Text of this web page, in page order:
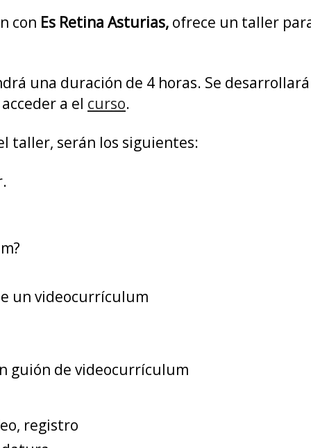
con Es Retina Asturias, ofrece un taller
una duración de 4 horas. Se
a el curso.
taller, serán los siguientes:
un videocurrículum
guión de videocurrículum
registro